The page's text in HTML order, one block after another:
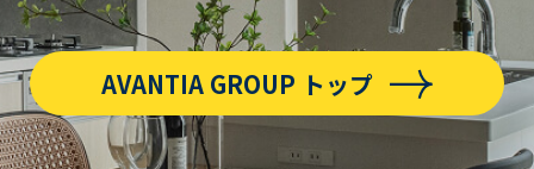
AVANTIA GROUP トップ